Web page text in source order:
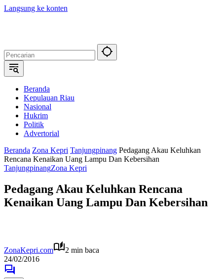
Langsung ke konten
Beranda
Kepulauan Riau
Nasional
Hukrim
Politik
Advertorial
Beranda Zona Kepri Tanjungpinang Pedagang Akau Keluhkan
Rencana Kenaikan Uang Lampu Dan Kebersihan
TanjungpinangZona Kepri
Pedagang Akau Keluhkan Rencana
Kenaikan Uang Lampu Dan Kebersihan
ZonaKepri.com
2 min baca
24/02/2016